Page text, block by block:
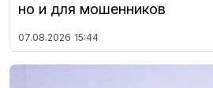
но и для мошенников
07.08.2026 15:44